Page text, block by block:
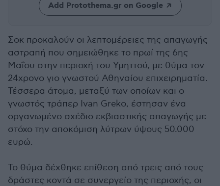
Add Protothema.gr on Google
Σοκ προκαλούν οι λεπτομέρειες της απαγωγής-
αστραπή που σημειώθηκε το πρωί της 6ης
Μαΐου στην περιοχή του Υμηττού, με θύμα τον
24χρονο γιο γνωστού Αθηναίου επιχειρηματία.
Τέσσερα άτομα, μεταξύ των οποίων και ο
γνωστός τράπερ Ivan Greko, έστησαν ένα
οργανωμένο σχέδιο εκβιαστικής απαγωγής με
στόχο την αποκόμιση λύτρων ύψους 50.000
ευρώ.
Το θύμα δέχθηκε επίθεση από τρεις από τους
δράστες κοντά σε συνεργείο της περιοχής, οι